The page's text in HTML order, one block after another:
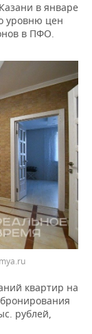
в январе
уровню цен
в ПФО.
квартир на
рублей,